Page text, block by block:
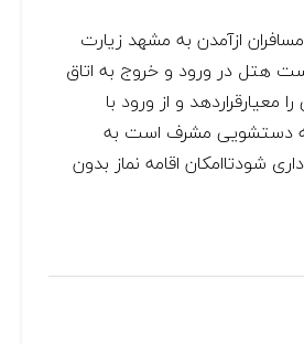
ازآمدن به مشهد زیارت
هتل در ورود و خروج به اتاق
معیارقراردهد و از ورود با
دستشویی مشرف است به
شودتاامکان اقامه نماز بدون